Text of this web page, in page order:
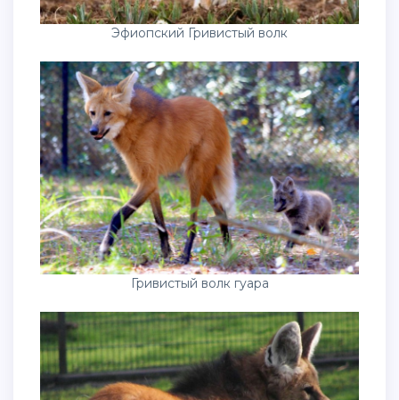
Эфиопский Гривистый волк
Гривистый волк гуара